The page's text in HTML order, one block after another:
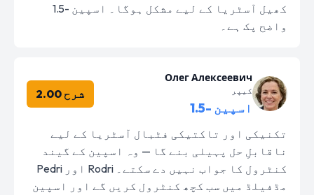
کھیل آسٹریا کے لیے مشکل ہوگا۔ اسپین -1.5
واضح پک ہے۔
Олег Алексеевич
کیپر
اسپین -1.5
شرح 2.00
تکنیکی اور تاکتیکی فٹبال آسٹریا کے لیے
ناقابلِ حل پہیلی بنے گا — وہ اسپین کے گیند
کنٹرول کا جواب نہیں دے سکتے۔ Rodri اور Pedri
مڈفیلڈ میں سب کچھ کنٹرول کریں گے اور اسپین